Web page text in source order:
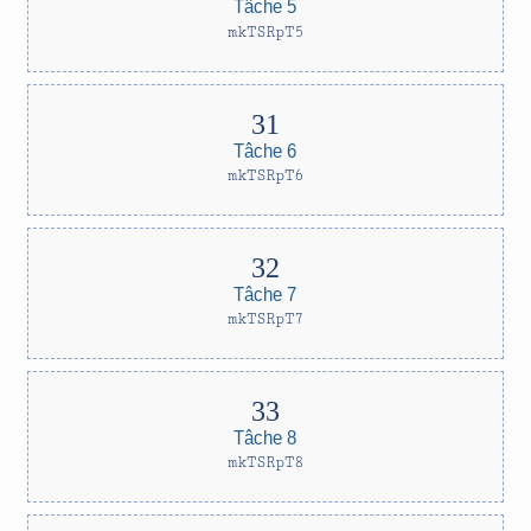
Tâche 5
mkTSRpT5
Tâche 6
mkTSRpT6
Tâche 7
mkTSRpT7
Tâche 8
mkTSRpT8